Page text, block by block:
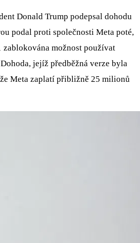
Donald Trump podepsal dohodu
podal proti společnosti Meta poté,
zablokována možnost používat
jejíž předběžná verze byla
Meta zaplatí přibližně 25 milionů